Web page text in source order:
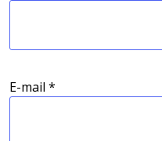
E-mail *